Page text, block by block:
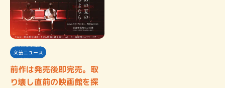
文芸ニュース
前作は発売後即完売。取
り壊し直前の映画館を探